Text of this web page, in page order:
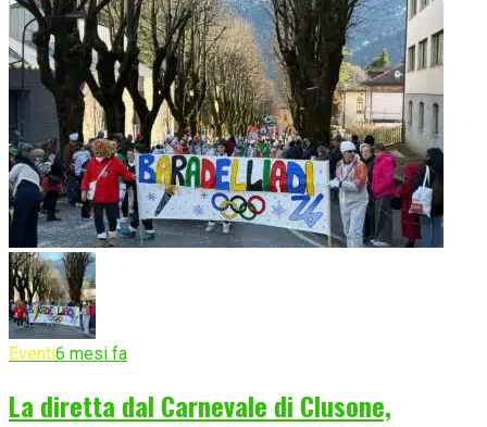
Eventi6 mesi fa
La diretta dal Carnevale di Clusone,